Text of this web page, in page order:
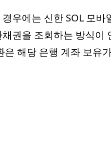
우에는 신한 SOL 모바
권을 조회하는 방식이
해당 은행 계좌 보유